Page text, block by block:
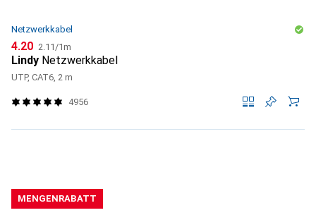
Netzwerkkabel
CHF
4.20 CHF
2.11/1m
Lindy Netzwerkkabel
UTP, CAT6, 2 m
4956
MENGENRABATT